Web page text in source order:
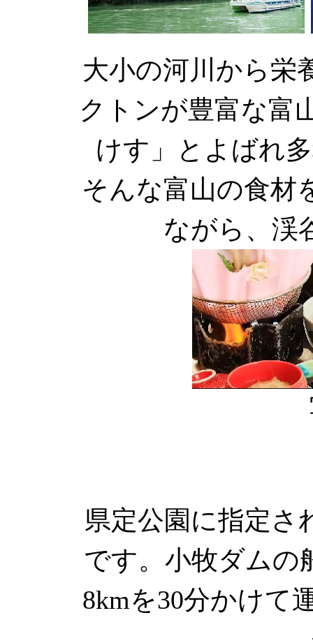
大小の河川から栄
クトンが豊富な富
けす」とよばれ
そんな富山の食材
ながら、渓
県定公園に指定さ
です。小牧ダムの
8kmを30分かけて